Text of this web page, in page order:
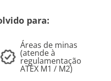
para:
Áreas de minas
(atende à
regulamentação
ATEX M1 / M2)